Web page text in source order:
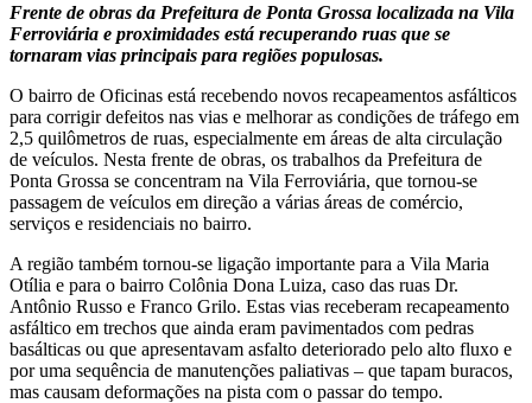
Frente de obras da Prefeitura de Ponta Grossa localizada na Vila
Ferroviária e proximidades está recuperando ruas que se
tornaram vias principais para regiões populosas.
O bairro de Oficinas está recebendo novos recapeamentos asfálticos
para corrigir defeitos nas vias e melhorar as condições de tráfego em
2,5 quilômetros de ruas, especialmente em áreas de alta circulação
de veículos. Nesta frente de obras, os trabalhos da Prefeitura de
Ponta Grossa se concentram na Vila Ferroviária, que tornou-se
passagem de veículos em direção a várias áreas de comércio,
serviços e residenciais no bairro.
A região também tornou-se ligação importante para a Vila Maria
Otília e para o bairro Colônia Dona Luiza, caso das ruas Dr.
Antônio Russo e Franco Grilo. Estas vias receberam recapeamento
asfáltico em trechos que ainda eram pavimentados com pedras
basálticas ou que apresentavam asfalto deteriorado pelo alto fluxo e
por uma sequência de manutenções paliativas – que tapam buracos,
mas causam deformações na pista com o passar do tempo.